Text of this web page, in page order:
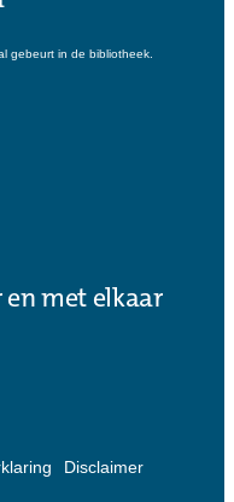
gebeurt in de bibliotheek.
en met elkaar
Disclaimer